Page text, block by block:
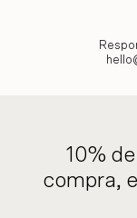
10%
compra,